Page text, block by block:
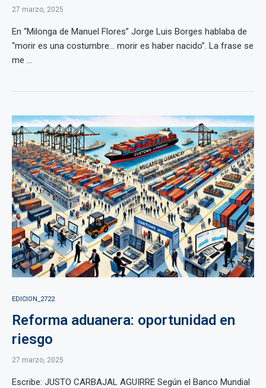
27 marzo, 2025
En “Milonga de Manuel Flores” Jorge Luis Borges hablaba de
“morir es una costumbre… morir es haber nacido”. La frase se
me ...
EDICION_2722
Reforma aduanera: oportunidad en
riesgo
27 marzo, 2025
Escribe: JUSTO CARBAJAL AGUIRRE Según el Banco Mundial